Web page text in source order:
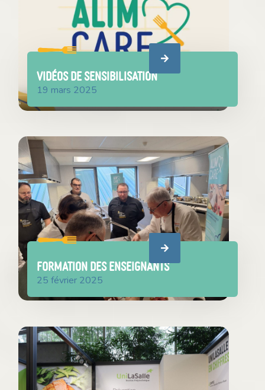
VIDÉOS DE SENSIBILISATION
19 mars 2025
Formation des enseignants
25 février 2025